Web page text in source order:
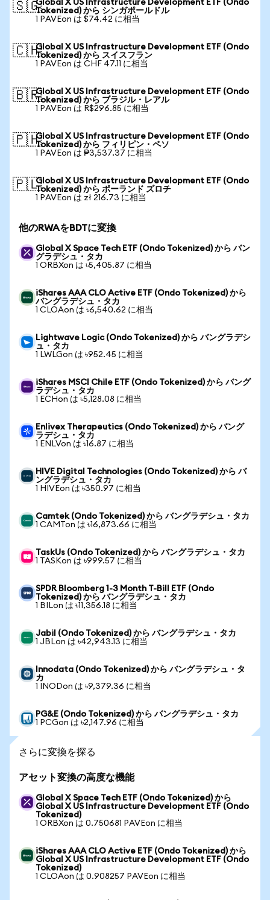
🇸🇬Global X US Infrastructure Development ETF (Ondo
Tokenized) から シンガポールドル
1 PAVEon は $74.42 に相当
🇨🇭Global X US Infrastructure Development ETF (Ondo
Tokenized) から スイスフラン
1 PAVEon は CHF 47.11 に相当
🇧🇷Global X US Infrastructure Development ETF (Ondo
Tokenized) から ブラジル・レアル
1 PAVEon は R$296.85 に相当
🇵🇭Global X US Infrastructure Development ETF (Ondo
Tokenized) から フィリピン・ペソ
1 PAVEon は ₱3,537.37 に相当
🇵🇱Global X US Infrastructure Development ETF (Ondo
Tokenized) から ポーランド ズロチ
1 PAVEon は zł 216.73 に相当
他のRWAをBDTに変換
Global X Space Tech ETF (Ondo Tokenized) から バン
グラデシュ・タカ
1 ORBXon は ৳5,405.87 に相当
iShares AAA CLO Active ETF (Ondo Tokenized) から
バングラデシュ・タカ
1 CLOAon は ৳6,540.62 に相当
Lightwave Logic (Ondo Tokenized) から バングラデシ
ュ・タカ
1 LWLGon は ৳952.45 に相当
iShares MSCI Chile ETF (Ondo Tokenized) から バング
ラデシュ・タカ
1 ECHon は ৳5,128.08 に相当
Enlivex Therapeutics (Ondo Tokenized) から バング
ラデシュ・タカ
1 ENLVon は ৳16.87 に相当
HIVE Digital Technologies (Ondo Tokenized) から バ
ングラデシュ・タカ
1 HIVEon は ৳350.97 に相当
Camtek (Ondo Tokenized) から バングラデシュ・タカ
1 CAMTon は ৳16,873.66 に相当
TaskUs (Ondo Tokenized) から バングラデシュ・タカ
1 TASKon は ৳999.57 に相当
SPDR Bloomberg 1-3 Month T-Bill ETF (Ondo
Tokenized) から バングラデシュ・タカ
1 BILon は ৳11,356.18 に相当
Jabil (Ondo Tokenized) から バングラデシュ・タカ
1 JBLon は ৳42,943.13 に相当
Innodata (Ondo Tokenized) から バングラデシュ・タ
カ
1 INODon は ৳9,379.36 に相当
PG&E (Ondo Tokenized) から バングラデシュ・タカ
1 PCGon は ৳2,147.96 に相当
さらに変換を探る
アセット変換の高度な機能
Global X Space Tech ETF (Ondo Tokenized) から
Global X US Infrastructure Development ETF (Ondo
Tokenized)
1 ORBXon は 0.750681 PAVEon に相当
iShares AAA CLO Active ETF (Ondo Tokenized) から
Global X US Infrastructure Development ETF (Ondo
Tokenized)
1 CLOAon は 0.908257 PAVEon に相当